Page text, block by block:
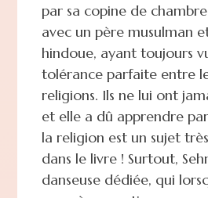
par sa copine de
avec un père musulman
hindoue, ayant toujours
tolérance parfaite entre
religions. Ils ne lui ont
et elle a dû apprendre
la religion est un sujet
dans le livre ! Surtout,
danseuse dédiée, qui